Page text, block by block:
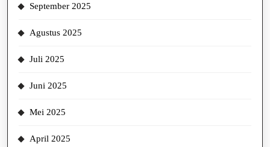
September 2025
Agustus 2025
Juli 2025
Juni 2025
Mei 2025
April 2025